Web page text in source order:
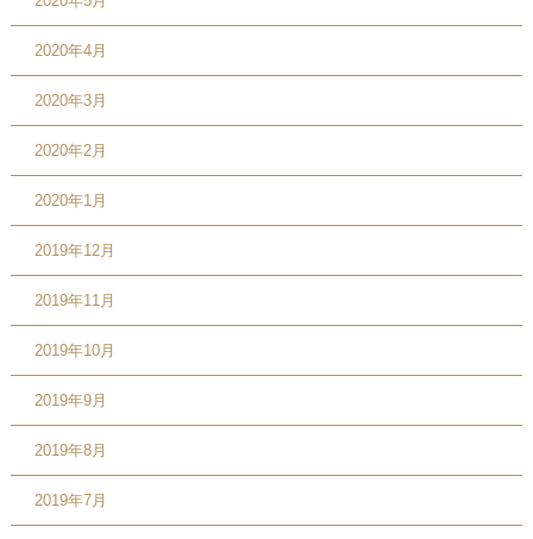
2020年4月
2020年3月
2020年2月
2020年1月
2019年12月
2019年11月
2019年10月
2019年9月
2019年8月
2019年7月